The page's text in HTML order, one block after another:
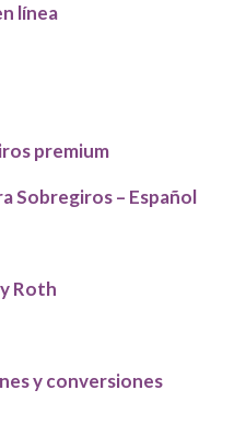
línea
premium
Sobregiros – Español
Roth
y conversiones